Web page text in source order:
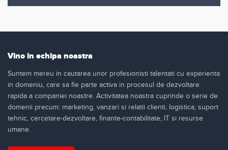
Vino in echipa noastra
Suntem mereu in cautarea unor profesionisti talentati cu experienta
in domeniu, care sa fie parte activa in procesul de dezvoltare
rapida a companiei noastre. Activitatea noastra cuprinde o serie de
domenii precum: marketing, vanzari si relatii clienti, logistica, suport
tehnic, cercetare-dezvoltare, finante-contabilitate, IT si resurse
umane.